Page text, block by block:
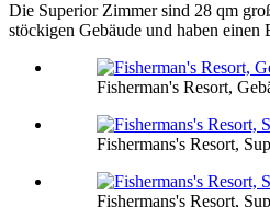
Die Superior Zimmer sind 28 qm
stöckigen Gebäude und haben
Fisherman's Resort,
Fishermans's Resort,
Fishermans's Resort,